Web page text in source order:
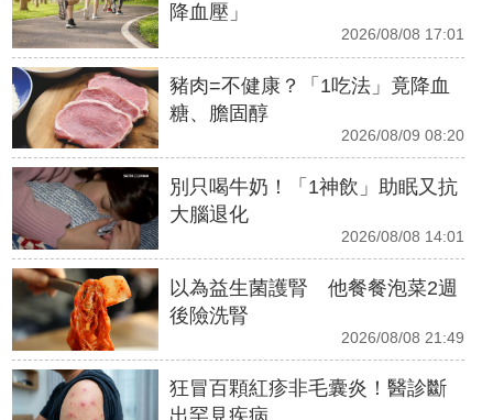
降血壓」
2026/08/08 17:01
豬肉=不健康？「1吃法」竟降血
糖、膽固醇
2026/08/09 08:20
別只喝牛奶！「1神飲」助眠又抗
大腦退化
2026/08/08 14:01
以為益生菌護腎 他餐餐泡菜2週
後險洗腎
2026/08/08 21:49
狂冒百顆紅疹非毛囊炎！醫診斷